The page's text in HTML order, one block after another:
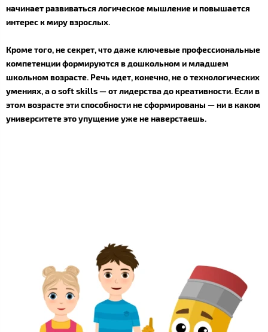
начинает развиваться логическое мышление и повышается
интерес к миру взрослых.
Кроме того, не секрет, что даже ключевые профессиональные
компетенции формируются в дошкольном и младшем
школьном возрасте. Речь идет, конечно, не о технологических
умениях, а о soft skills — от лидерства до креативности. Если в
этом возрасте эти способности не сформированы — ни в каком
университете это упущение уже не наверстаешь.